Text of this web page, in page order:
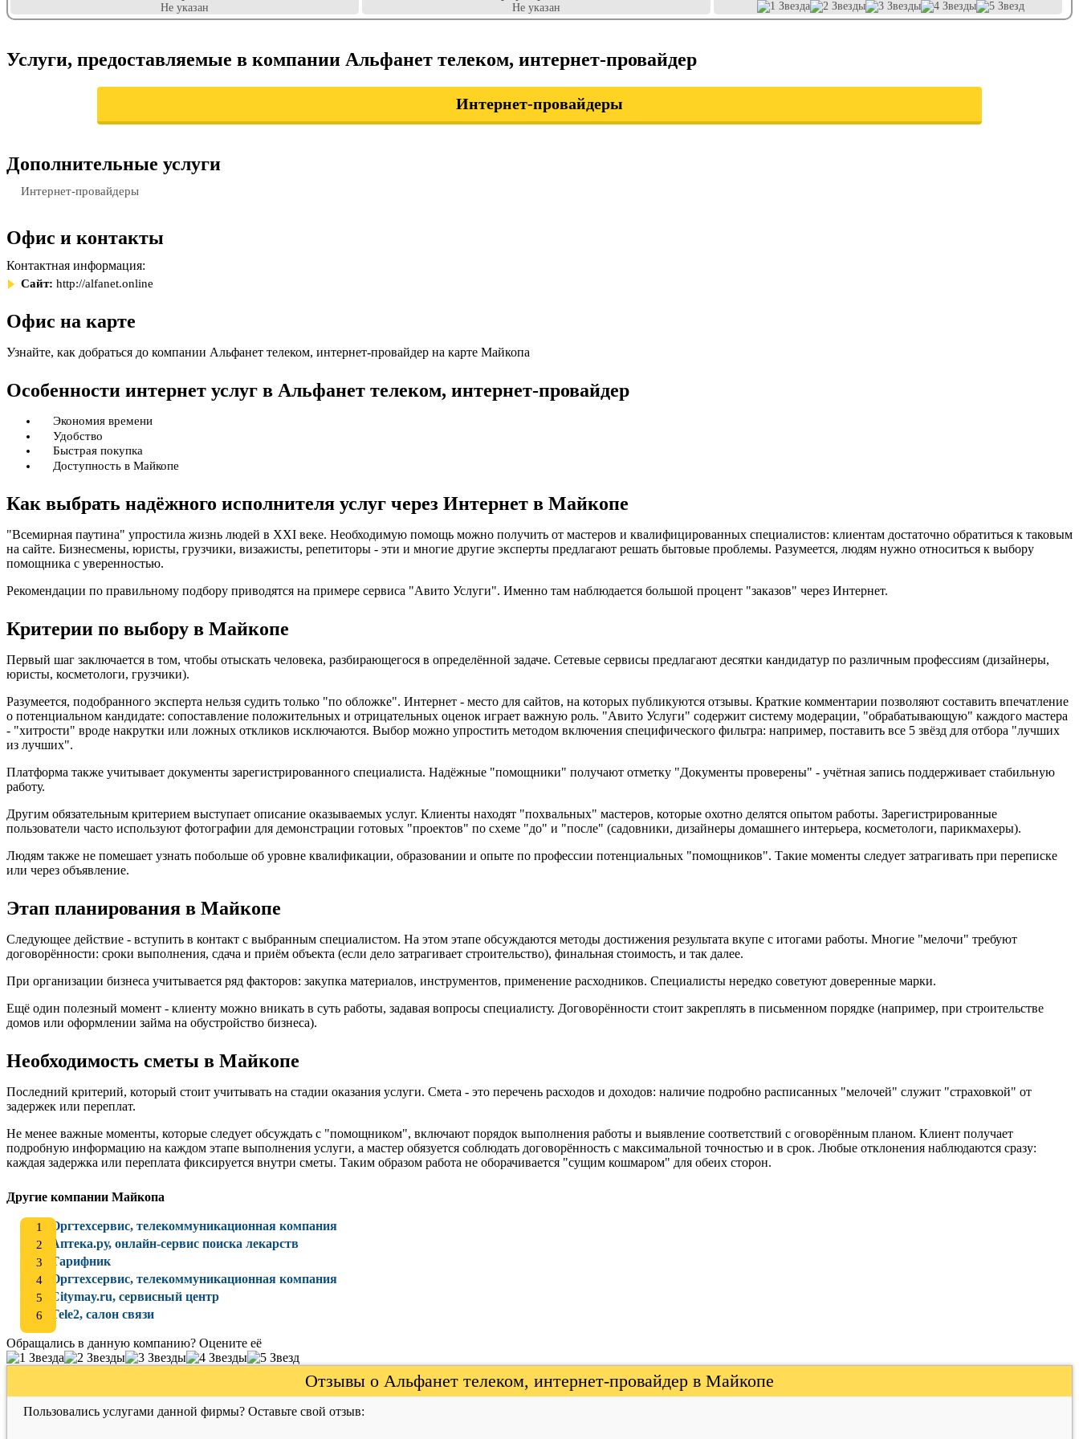
Не указан
Не указан
Услуги, предоставляемые в компании Альфанет телеком, интернет-провайдер
Интернет-провайдеры
Дополнительные услуги
Интернет-провайдеры
Офис и контакты
Контактная информация:
Сайт: http://alfanet.online
Офис на карте
Узнайте, как добраться до компании Альфанет телеком, интернет-провайдер на карте Майкопа
Особенности интернет услуг в Альфанет телеком, интернет-провайдер
Экономия времени
Удобство
Быстрая покупка
Доступность в Майкопе
Как выбрать надёжного исполнителя услуг через Интернет в Майкопе
"Всемирная паутина" упростила жизнь людей в XXI веке. Необходимую помощь можно получить от мастеров и квалифицированных специалистов: клиентам достаточно обратиться к таковым
на сайте. Бизнесмены, юристы, грузчики, визажисты, репетиторы - эти и многие другие эксперты предлагают решать бытовые проблемы. Разумеется, людям нужно относиться к выбору
помощника с уверенностью.
Рекомендации по правильному подбору приводятся на примере сервиса "Авито Услуги". Именно там наблюдается большой процент "заказов" через Интернет.
Критерии по выбору в Майкопе
Первый шаг заключается в том, чтобы отыскать человека, разбирающегося в определённой задаче. Сетевые сервисы предлагают десятки кандидатур по различным профессиям (дизайнеры,
юристы, косметологи, грузчики).
Разумеется, подобранного эксперта нельзя судить только "по обложке". Интернет - место для сайтов, на которых публикуются отзывы. Краткие комментарии позволяют составить впечатление
о потенциальном кандидате: сопоставление положительных и отрицательных оценок играет важную роль. "Авито Услуги" содержит систему модерации, "обрабатывающую" каждого мастера
- "хитрости" вроде накрутки или ложных откликов исключаются. Выбор можно упростить методом включения специфического фильтра: например, поставить все 5 звёзд для отбора "лучших
из лучших".
Платформа также учитывает документы зарегистрированного специалиста. Надёжные "помощники" получают отметку "Документы проверены" - учётная запись поддерживает стабильную
работу.
Другим обязательным критерием выступает описание оказываемых услуг. Клиенты находят "похвальных" мастеров, которые охотно делятся опытом работы. Зарегистрированные
пользователи часто используют фотографии для демонстрации готовых "проектов" по схеме "до" и "после" (садовники, дизайнеры домашнего интерьера, косметологи, парикмахеры).
Людям также не помешает узнать побольше об уровне квалификации, образовании и опыте по профессии потенциальных "помощников". Такие моменты следует затрагивать при переписке
или через объявление.
Этап планирования в Майкопе
Следующее действие - вступить в контакт с выбранным специалистом. На этом этапе обсуждаются методы достижения результата вкупе с итогами работы. Многие "мелочи" требуют
договорённости: сроки выполнения, сдача и приём объекта (если дело затрагивает строительство), финальная стоимость, и так далее.
При организации бизнеса учитывается ряд факторов: закупка материалов, инструментов, применение расходников. Специалисты нередко советуют доверенные марки.
Ещё один полезный момент - клиенту можно вникать в суть работы, задавая вопросы специалисту. Договорённости стоит закреплять в письменном порядке (например, при строительстве
домов или оформлении займа на обустройство бизнеса).
Необходимость сметы в Майкопе
Последний критерий, который стоит учитывать на стадии оказания услуги. Смета - это перечень расходов и доходов: наличие подробно расписанных "мелочей" служит "страховкой" от
задержек или переплат.
Не менее важные моменты, которые следует обсуждать с "помощником", включают порядок выполнения работы и выявление соответствий с оговорённым планом. Клиент получает
подробную информацию на каждом этапе выполнения услуги, а мастер обязуется соблюдать договорённость с максимальной точностью и в срок. Любые отклонения наблюдаются сразу:
каждая задержка или переплата фиксируется внутри сметы. Таким образом работа не оборачивается "сущим кошмаром" для обеих сторон.
Другие компании Майкопа
Оргтехсервис, телекоммуникационная компания
Аптека.ру, онлайн-сервис поиска лекарств
Тарифник
Оргтехсервис, телекоммуникационная компания
Citymay.ru, сервисный центр
Tele2, салон связи
Обращались в данную компанию? Оцените её
Отзывы о Альфанет телеком, интернет-провайдер в Майкопе
Пользовались услугами данной фирмы? Оставьте свой отзыв: